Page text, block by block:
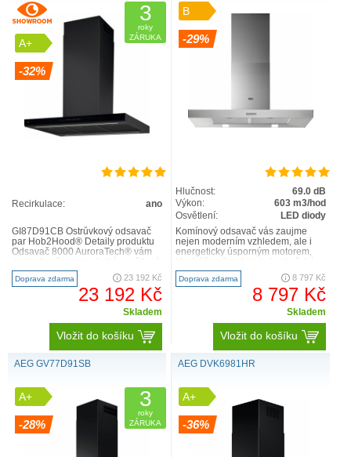
A+
-32%
3
roky
ZÁRUKA
Recirkulace: ano
GI87D91CB Ostrůvkový odsavač
par Hob2Hood® Detaily produktu
Odsavač 8000 AuroraTech® vám
Podle denního času au..
Doprava zdarma 23 192 Kč
23 192 Kč
Skladem
Vložit do košíku
B
-29%
Hlučnost:
69.0 dB
Výkon:
603 m3/hod
Osvětlení:
LED diody
Komínový odsavač vás zaujme
nejen moderním vzhledem, ale i
energeticky úsporným motorem,
výpary. Instaluje se na zeď a..
Doprava zdarma 8 797 Kč
8 797 Kč
Skladem
Vložit do košíku
AEG GV77D91SB
A+
-28%
3
roky
ZÁRUKA
AEG DVK6981HR
A+
-36%